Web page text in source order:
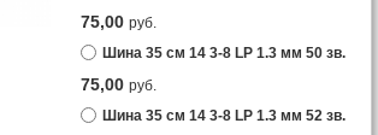
75,00руб.
Шина 35 см 14 3-8 LP 1.3 мм 50 зв.
75,00руб.
Шина 35 см 14 3-8 LP 1.3 мм 52 зв.